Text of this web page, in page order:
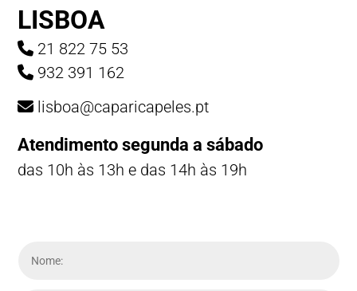
LISBOA
21 822 75 53
932 391 162
lisboa@caparicapeles.pt
Atendimento segunda a sábado
das 10h às 13h e das 14h às 19h